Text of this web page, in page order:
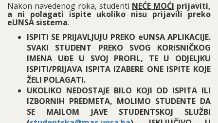
Nakon navedenog roka, studenti NEĆE MOĆI prijaviti,
a ni polagati ispite ukoliko nisu prijavili preko
eUNSA sistema.
ISPITI SE PRIJAVLJUJU PREKO eUNSA APLIKACIJE.
SVAKI STUDENT PREKO SVOG KORISNIČKOG
IMENA UĐE U SVOJ PROFIL, TE U ODJELJKU
ISPITI/PRIJAVA ISPITA IZABERE ONE ISPITE KOJE
ŽELI POLAGATI.
UKOLIKO NEDOSTAJE BILO KOJI OD ISPITA ILI
IZBORNIH PREDMETA, MOLIMO STUDENTE DA
SE MAILOM JAVE STUDENTSKOJ SLUŽBI